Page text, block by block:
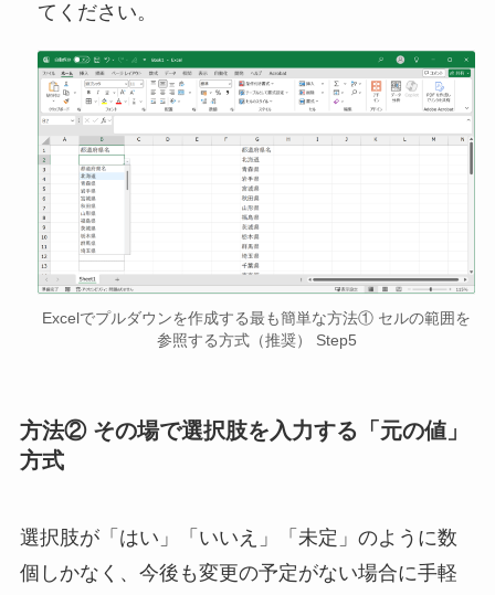
てください。
Excelでプルダウンを作成する最も簡単な方法① セルの範囲を
参照する方式（推奨） Step5
方法② その場で選択肢を入力する「元の値」
方式
選択肢が「はい」「いいえ」「未定」のように数
個しかなく、今後も変更の予定がない場合に手軽